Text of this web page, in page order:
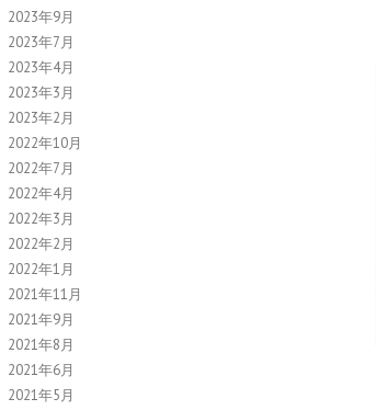
2023年9月
2023年7月
2023年4月
2023年3月
2023年2月
2022年10月
2022年7月
2022年4月
2022年3月
2022年2月
2022年1月
2021年11月
2021年9月
2021年8月
2021年6月
2021年5月